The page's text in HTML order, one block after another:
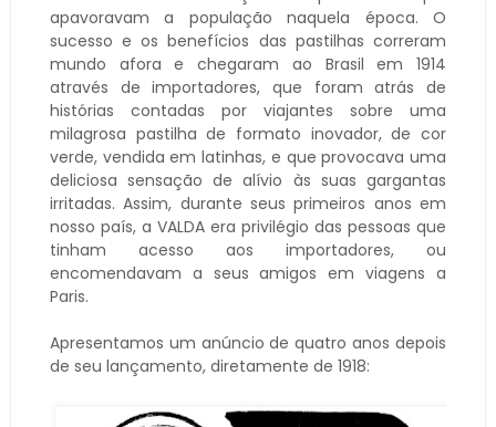
apavoravam a população naquela época. O
sucesso e os benefícios das pastilhas correram
mundo afora e chegaram ao Brasil em 1914
através de importadores, que foram atrás de
histórias contadas por viajantes sobre uma
milagrosa pastilha de formato inovador, de cor
verde, vendida em latinhas, e que provocava uma
deliciosa sensação de alívio às suas gargantas
irritadas. Assim, durante seus primeiros anos em
nosso país, a VALDA era privilégio das pessoas que
tinham acesso aos importadores, ou
encomendavam a seus amigos em viagens a
Paris.
Apresentamos um anúncio de quatro anos depois
de seu lançamento, diretamente de 1918: